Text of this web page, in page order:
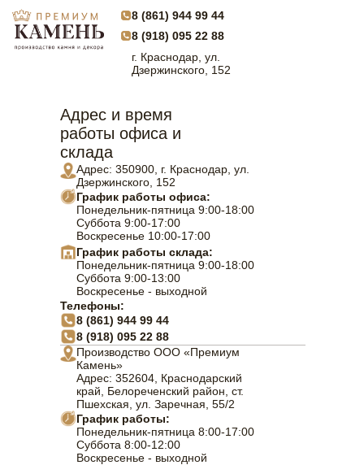
г. Краснодар, ул.
Дзержинского, 152
8 (918) 095 22 88
8 (861) 944 99 44
Адрес: 350900, г. Краснодар, ул.
Дзержинского, 152
График работы офиса:
Понедельник-пятница 9:00-18:00
Суббота 9:00-17:00
Воскресенье 10:00-17:00
График работы склада:
Понедельник-пятница 9:00-18:00
Суббота 9:00-13:00
Воскресенье - выходной
Телефоны:
8 (861) 944 99 44
8 (918) 095 22 88
Производство ООО «Премиум
Камень»
Адрес: 352604, Краснодарский
край, Белореченский район, ст.
Пшехская, ул. Заречная, 55/2
График работы:
Понедельник-пятница 8:00-17:00
Суббота 8:00-12:00
Воскресенье - выходной
Адрес и время
работы офиса и
склада